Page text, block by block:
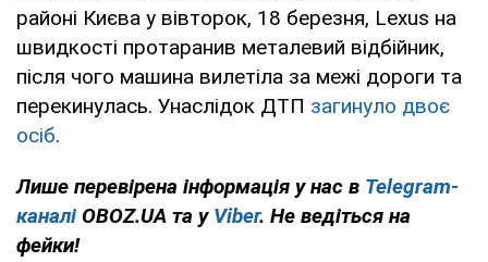
районі Києва у вівторок, 18 березня, Lexus на
швидкості протаранив металевий відбійник,
після чого машина вилетіла за межі дороги та
перекинулась. Унаслідок ДТП загинуло двоє
осіб.
Лише перевірена інформація у нас в Telegram-
каналі OBOZ.UA та у Viber. Не ведіться на
фейки!